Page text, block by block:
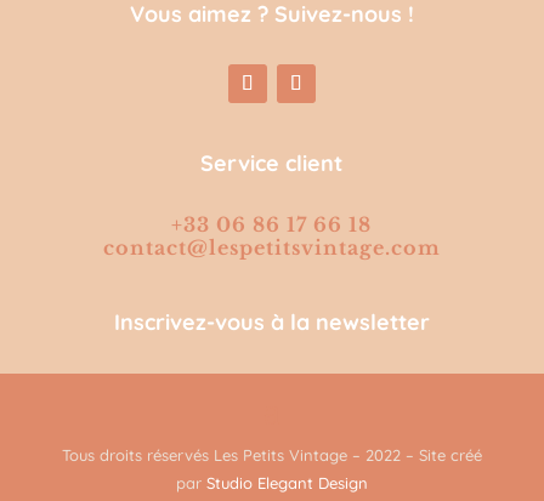
Vous aimez ? Suivez-nous !
Service client
+33 06 86 17 66 18
contact@lespetitsvintage.com
Inscrivez-vous à la newsletter
Tous droits réservés Les Petits Vintage – 2022 – Site créé
par Studio Elegant Design